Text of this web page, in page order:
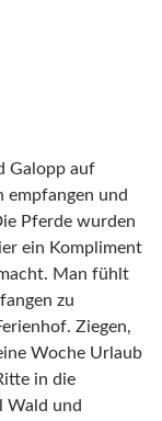
Galopp auf
empfangen und
Pferde wurden
ein Kompliment
Man fühlt
zu
Ziegen,
Woche Urlaub
in die
Wald und